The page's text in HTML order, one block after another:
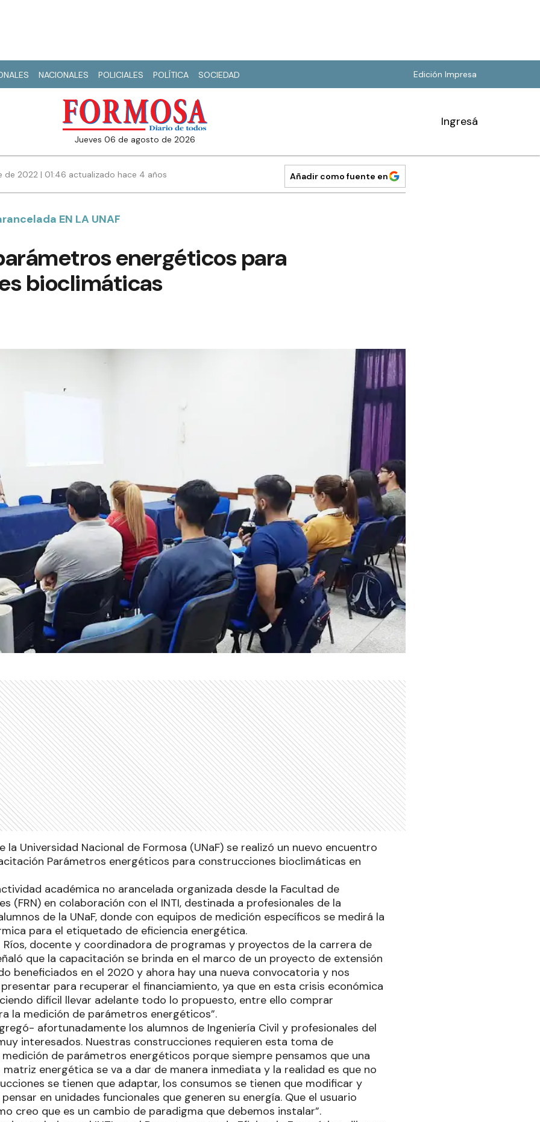
NACIONALES POLICIALES POLÍTICA SOCIEDAD Edición Impresa
jueves 06 de agosto de 2026
Ingresá
2022 | 01:46 actualizado hace 4 años Añadir como fuente en
EN LA UNAF
energéticos para
bioclimáticas
la Universidad Nacional de Formosa (UNaF) se realizó un nuevo encuentro
Parámetros energéticos para construcciones bioclimáticas en
académica no arancelada organizada desde la Facultad de
(FRN) en colaboración con el INTI, destinada a profesionales de la
de la UNaF, donde con equipos de medición específicos se medirá la
para el etiquetado de eficiencia energética.
Ríos, docente y coordinadora de programas y proyectos de la carrera de
que la capacitación se brinda en el marco de un proyecto de extensión
beneficiados en el 2020 y ahora hay una nueva convocatoria y nos
para recuperar el financiamiento, ya que en esta crisis económica
difícil llevar adelante todo lo propuesto, entre ello comprar
la medición de parámetros energéticos”.
afortunadamente los alumnos de Ingeniería Civil y profesionales del
interesados. Nuestras construcciones requieren esta toma de
de parámetros energéticos porque siempre pensamos que una
energética se va a dar de manera inmediata y la realidad es que no
se tienen que adaptar, los consumos se tienen que modificar y
en unidades funcionales que generen su energía. Que el usuario
creo que es un cambio de paradigma que debemos instalar”.